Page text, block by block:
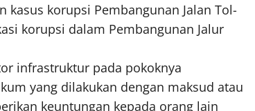
korupsi Pembangunan Jalan Tol-
korupsi dalam Pembangunan Jalur
infrastruktur pada pokoknya
yang dilakukan dengan maksud atau
keuntungan kepada orang lain